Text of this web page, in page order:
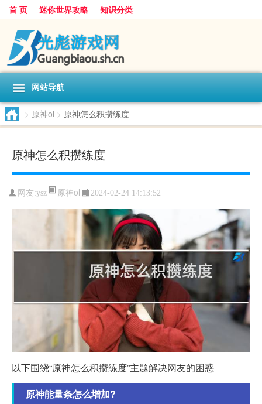
首 页 迷你世界攻略 知识分类
网站导航
> 原神ol > 原神怎么积攒练度
原神怎么积攒练度
网友:ysz 原神ol 2024-02-24 14:13:52
以下围绕“原神怎么积攒练度”主题解决网友的困惑
原神能量条怎么增加?